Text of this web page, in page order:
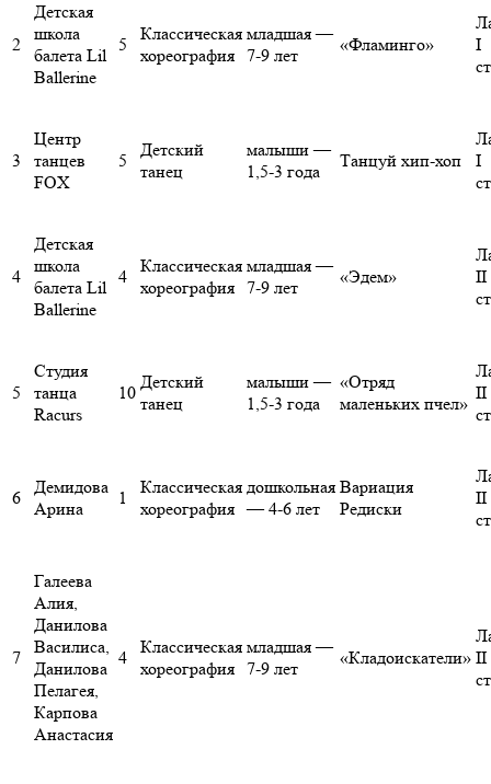
2
Детская
школа
балета Lil
Ballerine
5
Классическая
хореография
младшая —
7-9 лет
«Фламинго»
I
3
Центр
танцев
FOX
5
Детский
танец
малыши —
1,5-3 года
Танцуй хип-хоп
I
4
Детская
школа
балета Lil
Ballerine
4
Классическая
хореография
младшая —
7-9 лет
«Эдем»
II
5
Студия
танца
Racurs
10
Детский
танец
малыши —
1,5-3 года
«Отряд
маленьких пчел»
II
6
Демидова
Арина
1
Классическая
хореография
дошкольная
— 4-6 лет
Вариация
Редиски
II
7
Галеева
Алия,
Данилова
Василиса,
Данилова
Пелагея,
Карпова
Анастасия
4
Классическая
хореография
младшая —
7-9 лет
«Кладоискатели» II